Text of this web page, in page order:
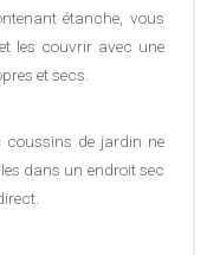
étanche, vous
les couvrir avec une
et secs.
coussins de jardin ne
dans un endroit sec